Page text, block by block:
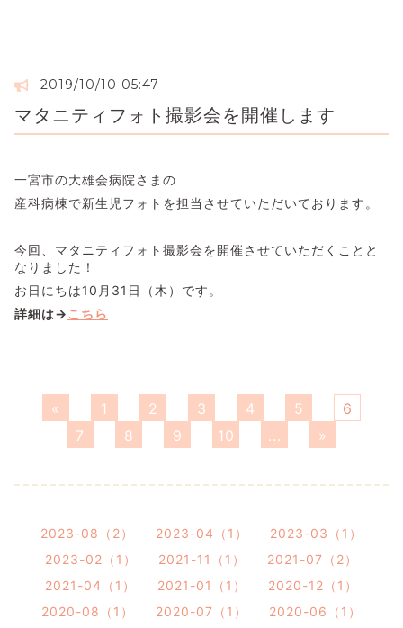
2019/10/10 05:47
マタニティフォト撮影会を開催します
一宮市の大雄会病院さまの
産科病棟で新生児フォトを担当させていただいております。
今回、マタニティフォト撮影会を開催させていただくことと
なりました！
お日にちは10月31日（木）です。
詳細は→こちら
« 1 2 3 4 5
6
7
8 9 10 ... »
2023-08（2） 2023-04（1）
2023-03（1）
2023-02（1）
2021-11（1）
2021-07（2）
2021-04（1）
2021-01（1）
2020-12（1）
2020-08（1）
2020-07（1）
2020-06（1）